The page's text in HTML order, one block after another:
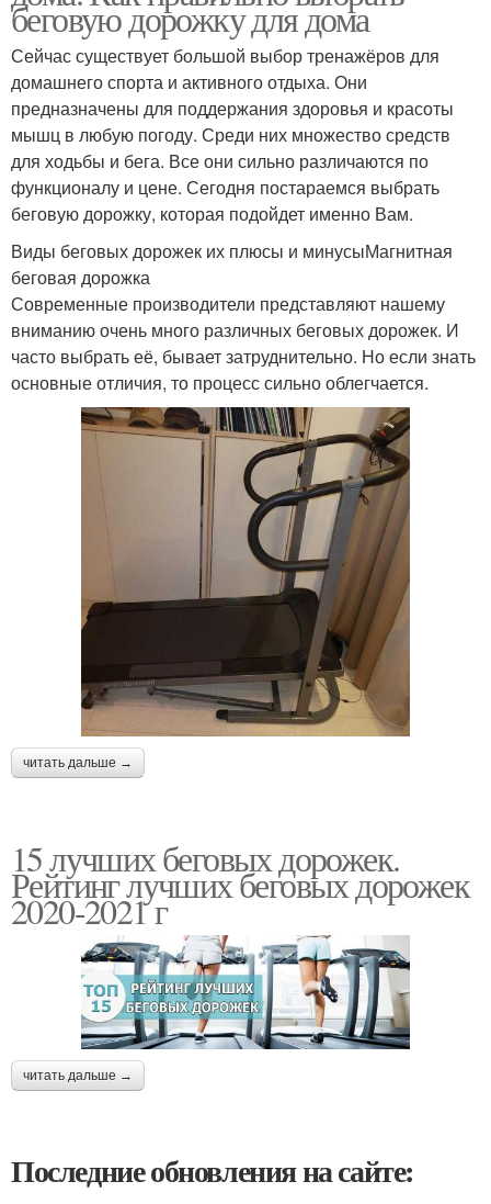
беговую дорожку для дома
Сейчас существует большой выбор тренажёров для
домашнего спорта и активного отдыха. Они
предназначены для поддержания здоровья и красоты
мышц в любую погоду. Среди них множество средств
для ходьбы и бега. Все они сильно различаются по
функционалу и цене. Сегодня постараемся выбрать
беговую дорожку, которая подойдет именно Вам.
Виды беговых дорожек их плюсы и минусыМагнитная
беговая дорожка
Современные производители представляют нашему
вниманию очень много различных беговых дорожек. И
часто выбрать её, бывает затруднительно. Но если знать
основные отличия, то процесс сильно облегчается.
читать дальше →
15 лучших беговых дорожек.
Рейтинг лучших беговых дорожек
2020-2021 г
читать дальше →
Последние обновления на сайте: